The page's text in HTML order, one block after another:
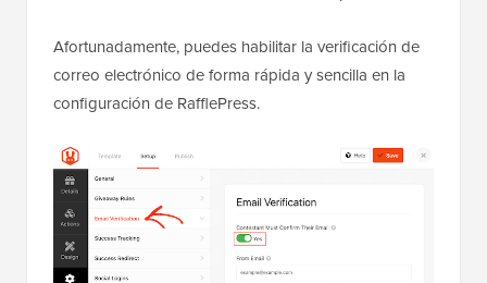
Afortunadamente, puedes habilitar la verificación de
correo electrónico de forma rápida y sencilla en la
configuración de RafflePress.